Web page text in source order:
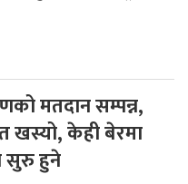
मतदान सम्पन्न,
खस्यो, केही बेरमा
सुरु हुने